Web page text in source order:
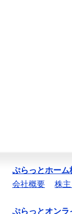
ぷらっとホーム
会社概要
株
ぷらっとオンラ